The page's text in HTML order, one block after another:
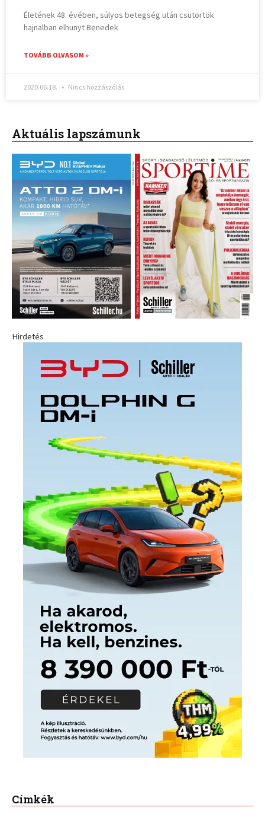
Életének 48. évében, súlyos betegség után csütörtök
hajnalban elhunyt Benedek
TOVÁBB OLVASOM »
2020.06.18. Nincs hozzászólás
Aktuális lapszámunk
Hirdetés
Címkék